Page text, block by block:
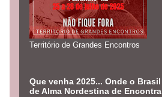
Território de Grandes Encontros
Que venha 2025... Onde o Brasil
de Alma Nordestina de Encontra